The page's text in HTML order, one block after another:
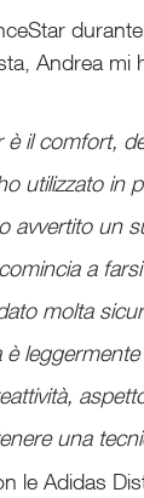
Andrea mi
il comfort,
utilizzato in
avvertito un
a
molta
una
le Adidas